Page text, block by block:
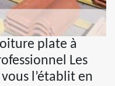
plate à
Les
l’établit en